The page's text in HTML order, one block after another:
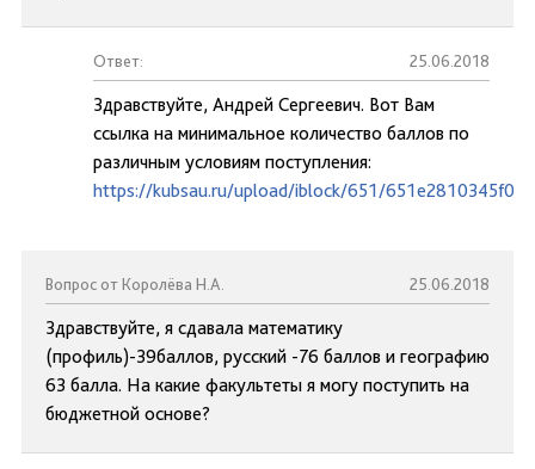
Ответ: 25.06.2018
Здравствуйте, Андрей Сергеевич. Вот Вам
ссылка на минимальное количество баллов по
различным условиям поступления:
https://kubsau.ru/upload/iblock/651/
Вопрос от Королёва Н.А. 25.06.2018
Здравствуйте, я сдавала математику
(профиль)-39баллов, русский -76 баллов и географию
63 балла. На какие факультеты я могу поступить на
бюджетной основе?